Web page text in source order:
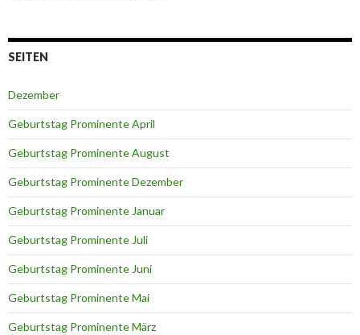
SEITEN
Dezember
Geburtstag Prominente April
Geburtstag Prominente August
Geburtstag Prominente Dezember
Geburtstag Prominente Januar
Geburtstag Prominente Juli
Geburtstag Prominente Juni
Geburtstag Prominente Mai
Geburtstag Prominente März